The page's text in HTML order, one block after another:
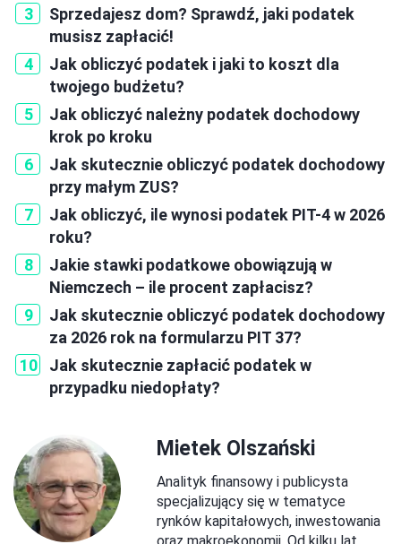
Sprzedajesz dom? Sprawdź, jaki podatek
musisz zapłacić!
Jak obliczyć podatek i jaki to koszt dla
twojego budżetu?
Jak obliczyć należny podatek dochodowy
krok po kroku
Jak skutecznie obliczyć podatek dochodowy
przy małym ZUS?
Jak obliczyć, ile wynosi podatek PIT-4 w 2026
roku?
Jakie stawki podatkowe obowiązują w
Niemczech – ile procent zapłacisz?
Jak skutecznie obliczyć podatek dochodowy
za 2026 rok na formularzu PIT 37?
Jak skutecznie zapłacić podatek w
przypadku niedopłaty?
Mietek Olszański
Analityk finansowy i publicysta
specjalizujący się w tematyce
rynków kapitałowych, inwestowania
oraz makroekonomii. Od kilku lat